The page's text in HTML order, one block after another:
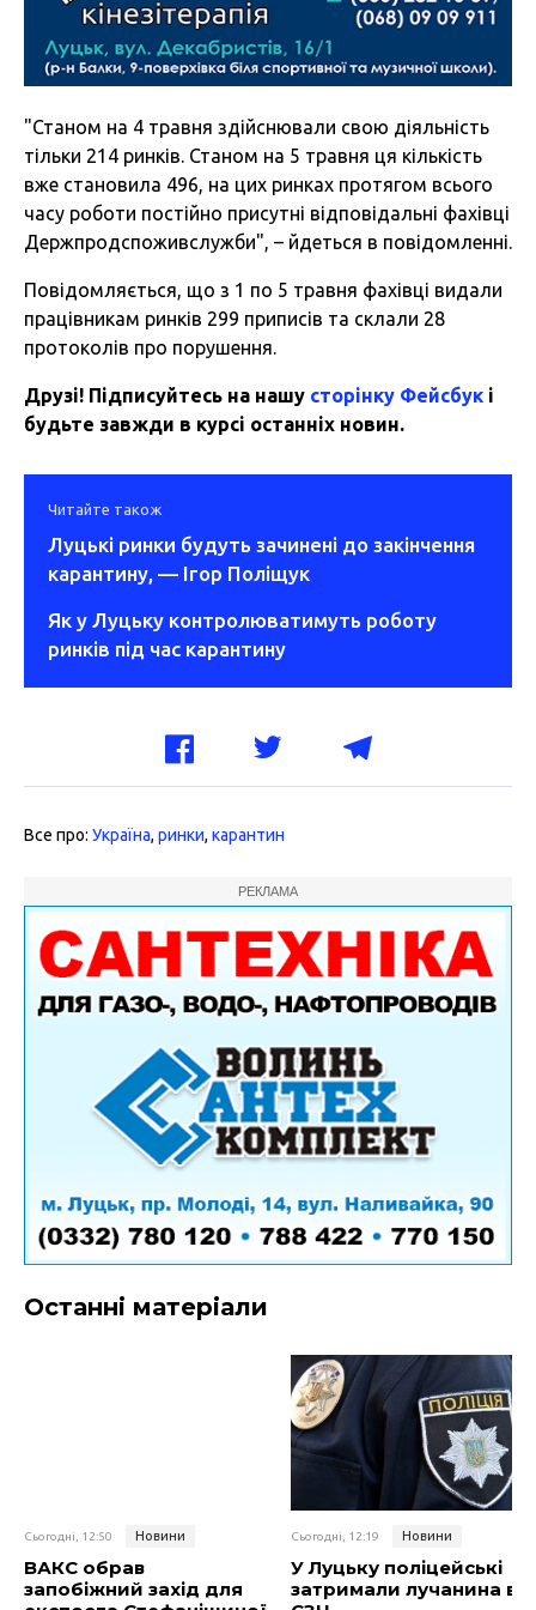
"Станом на 4 травня здійснювали свою діяльність
тільки 214 ринків. Станом на 5 травня ця кількість
вже становила 496, на цих ринках протягом всього
часу роботи постійно присутні відповідальні фахівці
Держпродспоживслужби", – йдеться в повідомленні.
Повідомляється, що з 1 по 5 травня фахівці видали
працівникам ринків 299 приписів та склали 28
протоколів про порушення.
Друзі! Підписуйтесь на нашу сторінку Фейсбук і
будьте завжди в курсі останніх новин.
Читайте також
Луцькі ринки будуть зачинені до закінчення
карантину, — Ігор Поліщук
Як у Луцьку контролюватимуть роботу
ринків під час карантину
Все про: Україна, ринки, карантин
РЕКЛАМА
Останні матеріали
Сьогодні, 12:50 Новини
ВАКС обрав
запобіжний захід для
Сьогодні, 12:19 Новини
У Луцьку поліцейські
затримали лучанина в